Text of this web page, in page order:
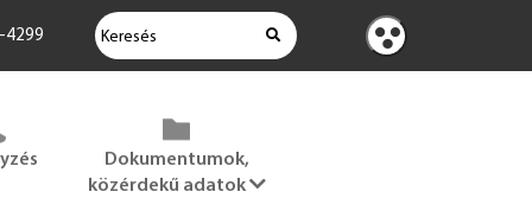
4299
KERESÉS
Kontraszt
nézet
Dokumentumok,
közérdekű adatok